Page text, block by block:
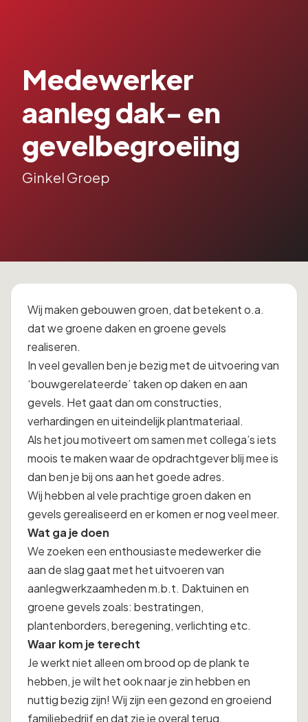
Medewerker
aanleg dak- en
gevelbegroeiing
Ginkel Groep
Wij maken gebouwen groen, dat betekent o.a.
dat we groene daken en groene gevels
realiseren.
In veel gevallen ben je bezig met de uitvoering van
‘bouwgerelateerde’ taken op daken en aan
gevels. Het gaat dan om constructies,
verhardingen en uiteindelijk plantmateriaal.
Als het jou motiveert om samen met collega’s iets
moois te maken waar de opdrachtgever blij mee is
dan ben je bij ons aan het goede adres.
Wij hebben al vele prachtige groen daken en
gevels gerealiseerd en er komen er nog veel meer.
Wat ga je doen
We zoeken een enthousiaste medewerker die
aan de slag gaat met het uitvoeren van
aanlegwerkzaamheden m.b.t. Daktuinen en
groene gevels zoals: bestratingen,
plantenborders, beregening, verlichting etc.
Waar kom je terecht
Je werkt niet alleen om brood op de plank te
hebben, je wilt het ook naar je zin hebben en
nuttig bezig zijn! Wij zijn een gezond en groeiend
familiebedrijf en dat zie je overal terug.